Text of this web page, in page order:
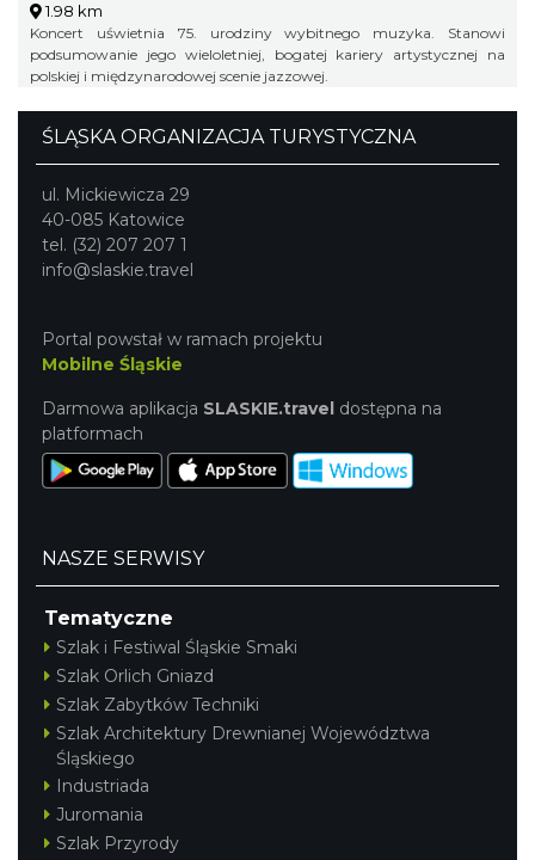
1.98 km
Koncert uświetnia 75. urodziny wybitnego muzyka. Stanowi
podsumowanie jego wieloletniej, bogatej kariery artystycznej na
polskiej i międzynarodowej scenie jazzowej.
ŚLĄSKA ORGANIZACJA TURYSTYCZNA
ul. Mickiewicza 29
40-085 Katowice
tel. (32) 207 207 1
info@slaskie.travel
Portal powstał w ramach projektu
Mobilne Śląskie
Darmowa aplikacja SLASKIE.travel dostępna na
platformach
NASZE SERWISY
Tematyczne
Szlak i Festiwal Śląskie Smaki
Szlak Orlich Gniazd
Szlak Zabytków Techniki
Szlak Architektury Drewnianej Województwa
Śląskiego
Industriada
Juromania
Szlak Przyrody